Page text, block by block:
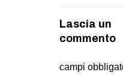
Lascia un
commento
campi